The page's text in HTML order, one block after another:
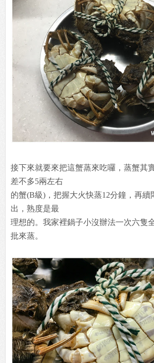
接下來就要來把這蟹蒸來吃囉，蒸蟹其
差不多5兩左右
的蟹(B級)，把握大火快蒸12分鐘，再續
出，熟度是最
理想的。我家裡鍋子小沒辦法一次六隻
批來蒸。